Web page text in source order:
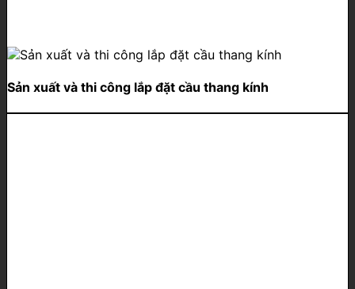
Sản xuất và thi công lắp đặt cầu thang kính